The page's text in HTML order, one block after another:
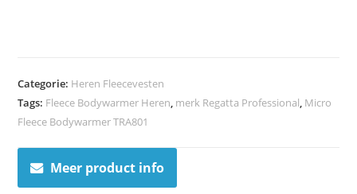
Categorie: Heren Fleecevesten
Tags: Fleece Bodywarmer Heren, merk Regatta Professional, Micro
Fleece Bodywarmer TRA801
Meer product info